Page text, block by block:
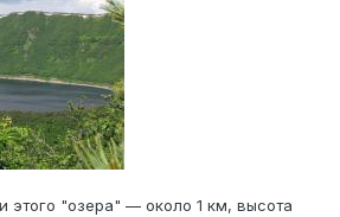
этого "озера" — около 1 км, высота